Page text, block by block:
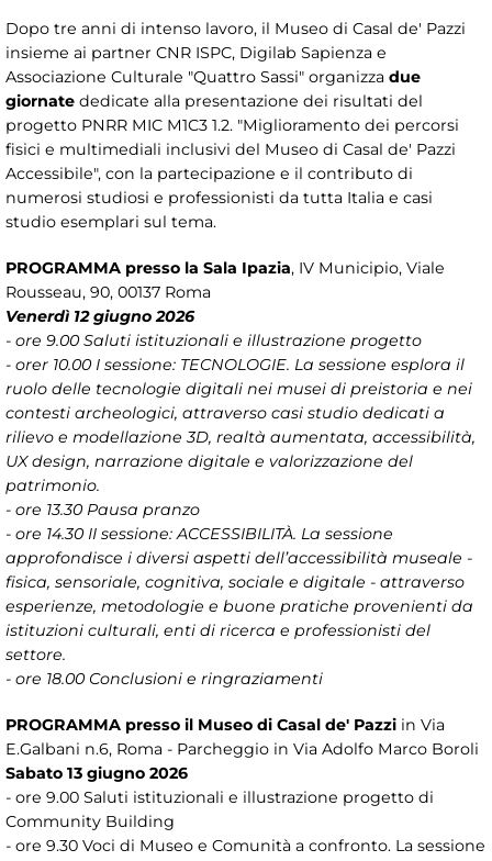
Dopo tre anni di intenso lavoro, il Museo di Casal de' Pazzi
insieme ai partner CNR ISPC, Digilab Sapienza e
Associazione Culturale "Quattro Sassi" organizza due
giornate dedicate alla presentazione dei risultati del
progetto PNRR MIC M1C3 1.2. "Miglioramento dei percorsi
fisici e multimediali inclusivi del Museo di Casal de' Pazzi
Accessibile", con la partecipazione e il contributo di
numerosi studiosi e professionisti da tutta Italia e casi
studio esemplari sul tema.
PROGRAMMA presso la Sala Ipazia, IV Municipio, Viale
Rousseau, 90, 00137 Roma
Venerdì 12 giugno 2026
- ore 9.00 Saluti istituzionali e illustrazione progetto
- orer 10.00 I sessione: TECNOLOGIE. La sessione esplora il
ruolo delle tecnologie digitali nei musei di preistoria e nei
contesti archeologici, attraverso casi studio dedicati a
rilievo e modellazione 3D, realtà aumentata, accessibilità,
UX design, narrazione digitale e valorizzazione del
patrimonio.
- ore 13.30 Pausa pranzo
- ore 14.30 II sessione: ACCESSIBILITÀ. La sessione
approfondisce i diversi aspetti dell’accessibilità museale -
fisica, sensoriale, cognitiva, sociale e digitale - attraverso
esperienze, metodologie e buone pratiche provenienti da
istituzioni culturali, enti di ricerca e professionisti del
settore.
- ore 18.00 Conclusioni e ringraziamenti
PROGRAMMA presso il Museo di Casal de' Pazzi in Via
E.Galbani n.6, Roma - Parcheggio in Via Adolfo Marco Boroli
Sabato 13 giugno 2026
- ore 9.00 Saluti istituzionali e illustrazione progetto di
Community Building
- ore 9.30 Voci di Museo e Comunità a confronto. La sessione